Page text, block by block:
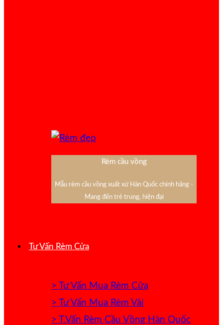
Rèm cầu vồng
Mẫu rèm cầu vồng xuất xứ Hàn Quốc chính hãng -
Mang đến trẻ trung, hiện đại
Tư Vấn Rèm Cửa
> Tư Vấn Mua Rèm Cửa
> Tư Vấn Mua Rèm Vải
> T.Vấn Rèm Cầu Vồng Hàn Quốc